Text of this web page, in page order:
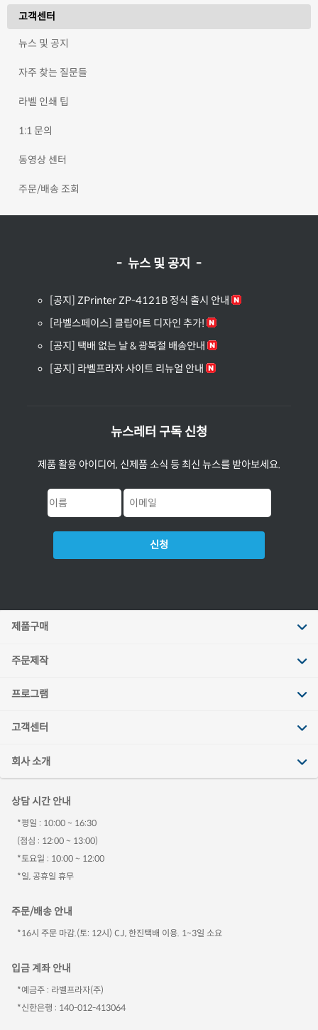
고객센터
뉴스 및 공지
자주 찾는 질문들
라벨 인쇄 팁
1:1 문의
동영상 센터
주문/배송 조회
- 뉴스 및 공지 -
[공지] ZPrinter ZP-4121B 정식 출시 안내
[라벨스페이스] 클립아트 디자인 추가!
[공지] 택배 없는 날 & 광복절 배송안내
[공지] 라벨프라자 사이트 리뉴얼 안내
뉴스레터 구독 신청
제품 활용 아이디어, 신제품 소식 등 최신 뉴스를 받아보세요.
신청
제품구매
주문제작
프로그램
고객센터
회사 소개
상담 시간 안내
*평일 : 10:00 ~ 16:30
(점심 : 12:00 ~ 13:00)
*토요일 : 10:00 ~ 12:00
*일, 공휴일 휴무
주문/배송 안내
*16시 주문 마감.(토: 12시) CJ, 한진택배 이용. 1~3일 소요
입금 계좌 안내
*예금주 : 라벨프라자(주)
*신한은행 : 140-012-413064